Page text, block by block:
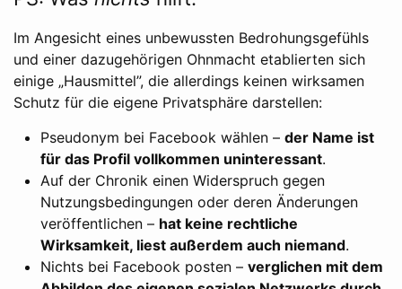
Im Angesicht eines unbewussten Bedrohungsgefühls
und einer dazugehörigen Ohnmacht etablierten sich
einige „Hausmittel”, die allerdings keinen wirksamen
Schutz für die eigene Privatsphäre darstellen:
Pseudonym bei Facebook wählen – der Name ist
für das Profil vollkommen uninteressant.
Auf der Chronik einen Widerspruch gegen
Nutzungsbedingungen oder deren Änderungen
veröffentlichen – hat keine rechtliche
Wirksamkeit, liest außerdem auch niemand.
Nichts bei Facebook posten – verglichen mit dem